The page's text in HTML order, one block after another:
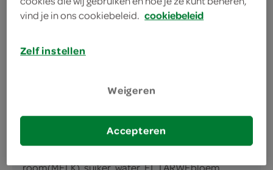
ingrediënten
ingrediënten
room(MELK), suiker, water, EI, TARWEbloem,
vind je in ons cookiebeleid. cookiebeleid
Zelf instellen
Weigeren
Accepteren